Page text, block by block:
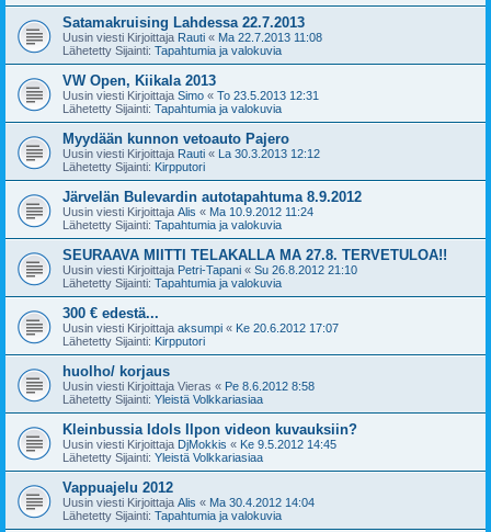
Satamakruising Lahdessa 22.7.2013
Uusin viesti Kirjoittaja Rauti « Ma 22.7.2013 11:08
Lähetetty Sijainti: Tapahtumia ja valokuvia
VW Open, Kiikala 2013
Uusin viesti Kirjoittaja Simo « To 23.5.2013 12:31
Lähetetty Sijainti: Tapahtumia ja valokuvia
Myydään kunnon vetoauto Pajero
Uusin viesti Kirjoittaja Rauti « La 30.3.2013 12:12
Lähetetty Sijainti: Kirpputori
Järvelän Bulevardin autotapahtuma 8.9.2012
Uusin viesti Kirjoittaja Alis « Ma 10.9.2012 11:24
Lähetetty Sijainti: Tapahtumia ja valokuvia
SEURAAVA MIITTI TELAKALLA MA 27.8. TERVETULOA!!
Uusin viesti Kirjoittaja Petri-Tapani « Su 26.8.2012 21:10
Lähetetty Sijainti: Tapahtumia ja valokuvia
300 € edestä...
Uusin viesti Kirjoittaja aksumpi « Ke 20.6.2012 17:07
Lähetetty Sijainti: Kirpputori
huolho/ korjaus
Uusin viesti Kirjoittaja Vieras « Pe 8.6.2012 8:58
Lähetetty Sijainti: Yleistä Volkkariasiaa
Kleinbussia Idols Ilpon videon kuvauksiin?
Uusin viesti Kirjoittaja DjMokkis « Ke 9.5.2012 14:45
Lähetetty Sijainti: Yleistä Volkkariasiaa
Vappuajelu 2012
Uusin viesti Kirjoittaja Alis « Ma 30.4.2012 14:04
Lähetetty Sijainti: Tapahtumia ja valokuvia